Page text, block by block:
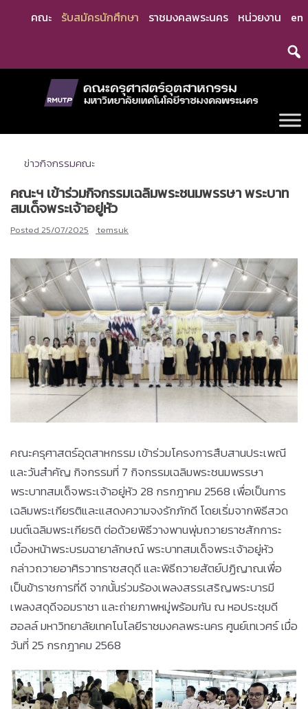
คณะ รับสมัครนักศึกษา ราชมงคลพระนคร หน่วยงาน en
ข่าวกิจกรรมคณะ
คณะฯ เข้าร่วมกิจกรรมเฉลิมพระชนมพรรษา พระบาท
สมเด็จพระเจ้าอยู่หัว
Posted 25/07/2025 temsuk
คณะครุศาสตร์อุตสาหกรรม เข้าร่วมโครงการสืบสานประเพณี
และวันสำคัญ กิจกรรมที่ 7 กิจกรรมเฉลิมพระชนมพรรษา
พระบาทสมเด็จพระเจ้าอยู่หัว 28 กรกฎาคม 2568 เพื่อเป็นการ
เฉลิมพระเกียรติและแสดงความจงรักภักดี โดยเริ่มจากพิธีสวด
มนต์เฉลิมพระเกียรติ ต่อด้วยพิธีวางพานพุ่มถวายราชสักการะ
เบื้องหน้าพระบรมฉายาลักษณ์ พระบาทสมเด็จพระเจ้าอยู่หัว
กล่าวถวายอาศิรวาทราชสดุดี และพิธีถวายสัตย์ปฏิญาณเพื่อ
เป็นข้าราชการที่ดี จากนั้นร่วมร้องเพลงสรรเสริญพระบารมี
เพลงสดุดีจอมราชา และถ่ายภาพหมู่พร้อมกัน ณ หอประชุมดี
ฮอลล์ มหาวิทยาลัยเทคโนโลยีราชมงคลพระนคร ศูนย์เทเวศร์ เมื่อ
วันที่ 25 กรกฎาคม 2568